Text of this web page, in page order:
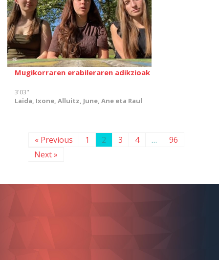
Mugikorraren erabileraren adikzioak
3'03"
Laida, Ixone, Alluitz, June, Ane eta Raul
« Previous 1 2 3 4 …
96
Next »